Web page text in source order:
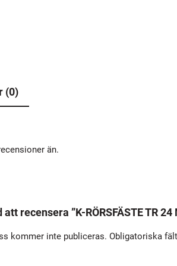
(0)
än.
recensera ”K-RÖRSFÄSTE TR 24
kommer inte publiceras. Obligatoriska